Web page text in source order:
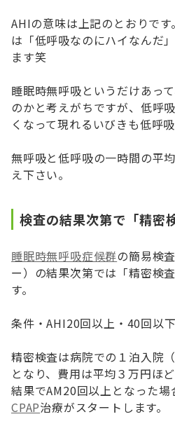
AHIの意味は上記のとおりで
は「低呼吸なのにハイなんだ
ます笑
睡眠時無呼吸というだけあっ
のかと考えがちですが、低呼
くなって現れるいびきも低呼
無呼吸と低呼吸の一時間の平
え下さい。
検査の結果次第で「精密
睡眠時無呼吸症候群の簡易検
ー）の結果次第では「精密検
す。
条件・AHI20回以上・40回以下
精密検査は病院での１泊入院
となり、費用は平均３万円ほ
結果でAM20回以上となった場
CPAP治療がスタートします。